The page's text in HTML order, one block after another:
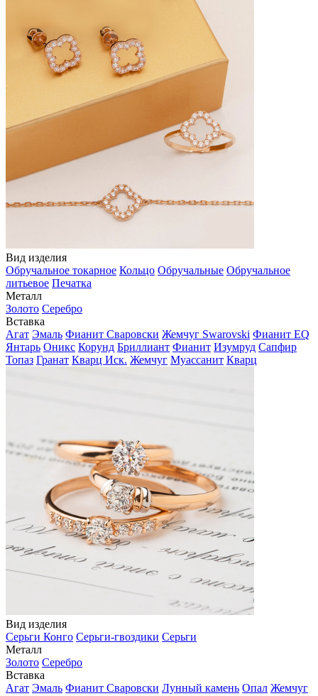
Вид изделия
Обручальное токарное Кольцо Обручальные Обручальное
литьевое Печатка
Металл
Золото Серебро
Вставка
Агат Эмаль Фианит Сваровски Жемчуг Swarovski Фианит EQ
Янтарь Оникс Корунд Бриллиант Фианит Изумруд Сапфир
Топаз Гранат Кварц Иск. Жемчуг Муассанит Кварц
Вид изделия
Серьги Конго Серьги-гвоздики Серьги
Металл
Золото Серебро
Вставка
Агат Эмаль Фианит Сваровски Лунный камень Опал Жемчуг